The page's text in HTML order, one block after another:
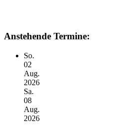
Anstehende Termine:
So.
02
Aug.
2026
Sa.
08
Aug.
2026